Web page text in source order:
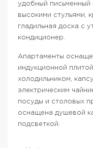
удобный письменный
высокими стульями,
гладильная доска с
кондиционер.
Апартаменты
индукционной
холодильником,
электрическим
посуды и столовых
оснащена душевой
подсветкой.